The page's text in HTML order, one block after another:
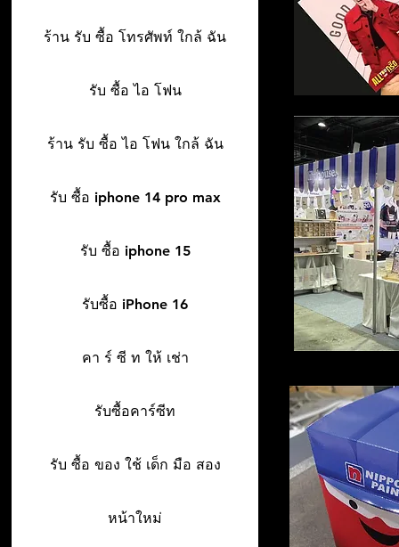
ร้าน รับ ซื้อ โทรศัพท์ ใกล้ ฉัน
รับ ซื้อ ไอ โฟน
ร้าน รับ ซื้อ ไอ โฟน ใกล้ ฉัน
รับ ซื้อ iphone 14 pro max
รับ ซื้อ iphone 15
รับซื้อ iPhone 16
คา ร์ ซี ท ให้ เช่า
รับซื้อคาร์ซีท
รับ ซื้อ ของ ใช้ เด็ก มือ สอง
หน้าใหม่